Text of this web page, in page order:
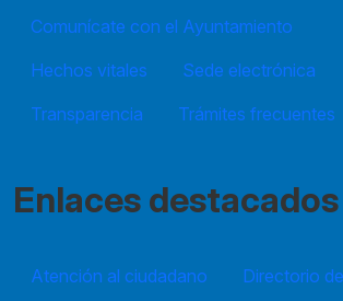
Comunícate con el Ayuntamiento
Hechos vitales
Sede electrónica
Transparencia
Trámites frecuentes
Enlaces destacados
Atención al ciudadano
Directorio